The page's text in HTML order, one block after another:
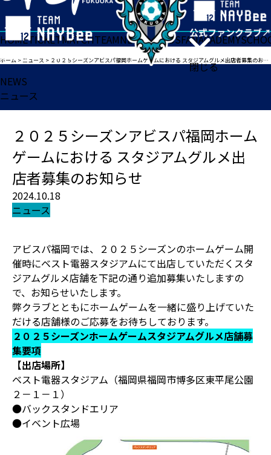
閉じる
HOMETICKETMATCHTEAMNEWSGOODSFANACADEMY
ホーム >ニュース > ２０２５シーズンアビスパ福岡ホームゲームにおける スタジアムグルメ出店者募集のお知らせ
NEWS
ニュース
２０２５シーズンアビスパ福岡ホーム
ゲームにおける スタジアムグルメ出
店者募集のお知らせ
2024.10.18
ニュース
アビスパ福岡では、２０２５シーズンのホームゲーム開
催時にベスト電器スタジアムにて出店していただくスタ
ジアムグルメ店舗を下記の通り追加募集いたしますの
で、お知らせいたします。
弊クラブとともにホームゲームを一緒に盛り上げていた
だける店舗様のご応募をお待ちしております。
２０２５シーズンホームゲームスタジアムグルメ店舗募
集要項
【出店場所】
ベスト電器スタジアム（福岡県福岡市博多区東平尾公園
２－１－１）
●バックスタンドエリア
●イベント広場